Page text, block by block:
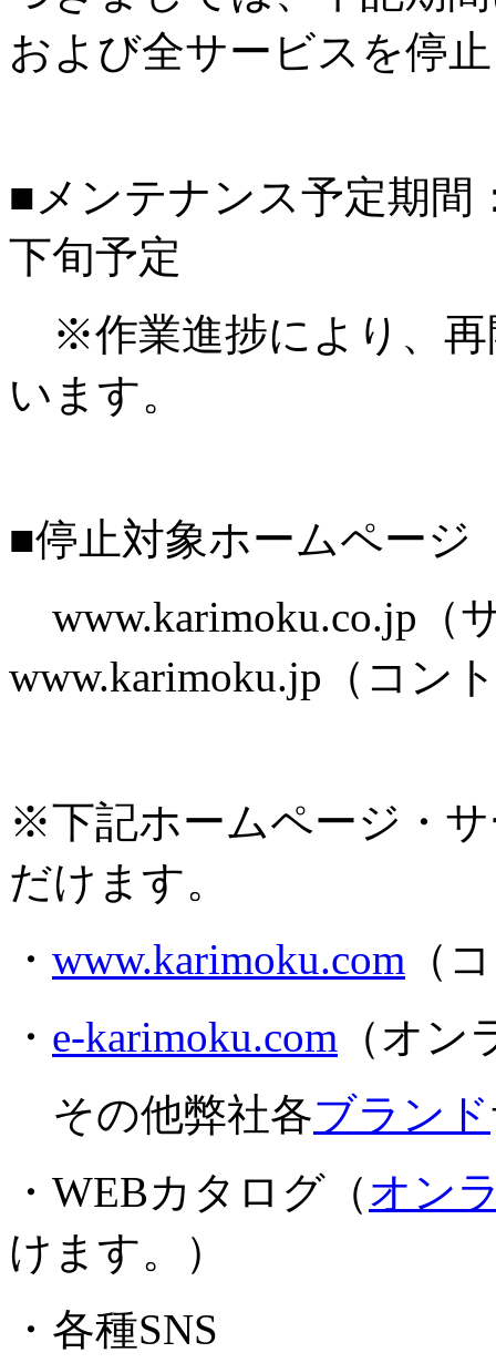
および全サービスを停
■メンテナンス予定期間
下旬予定
※作業進捗により、再
います。
■停止対象ホームページ
www.karimoku.co.jp（
www.karimoku.jp（コン
※下記ホームページ・
だけます。
・ www.karimoku.com （
・ e-karimoku.com （オ
その他弊社各ブランド
・WEBカタログ（オン
けます。）
・各種SNS